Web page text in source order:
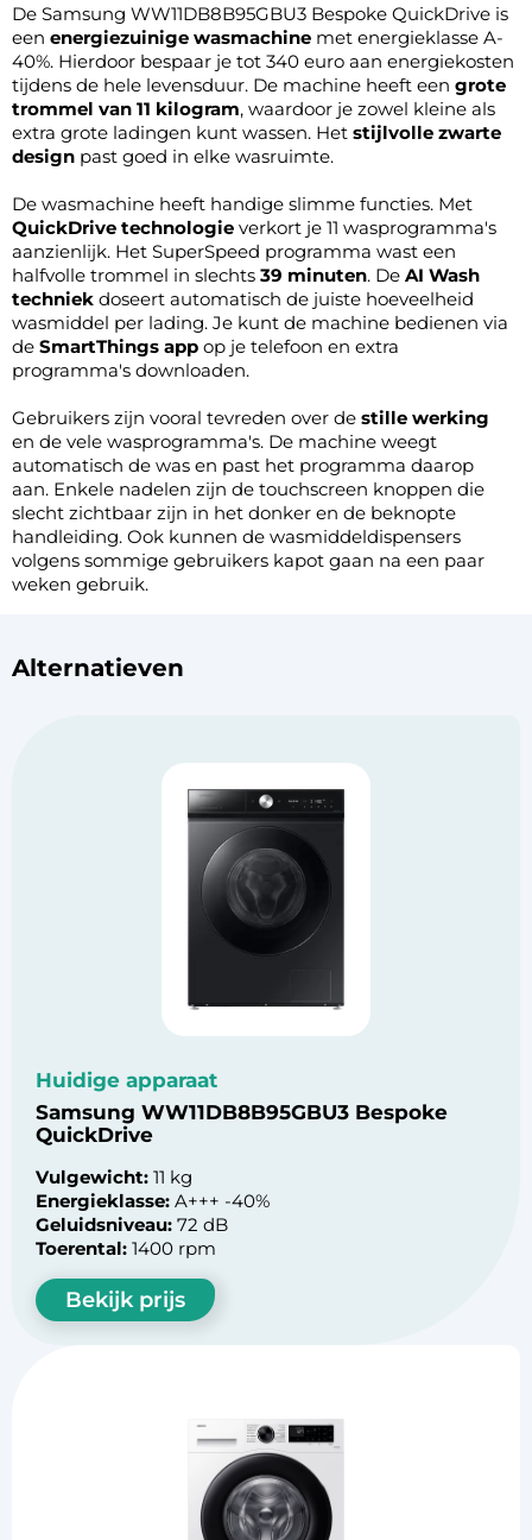
De Samsung WW11DB8B95GBU3 Bespoke QuickDrive is
een energiezuinige wasmachine met energieklasse A-
40%. Hierdoor bespaar je tot 340 euro aan energiekosten
tijdens de hele levensduur. De machine heeft een grote
trommel van 11 kilogram, waardoor je zowel kleine als
extra grote ladingen kunt wassen. Het stijlvolle zwarte
design past goed in elke wasruimte.
De wasmachine heeft handige slimme functies. Met
QuickDrive technologie verkort je 11 wasprogramma's
aanzienlijk. Het SuperSpeed programma wast een
halfvolle trommel in slechts 39 minuten. De AI Wash
techniek doseert automatisch de juiste hoeveelheid
wasmiddel per lading. Je kunt de machine bedienen via
de SmartThings app op je telefoon en extra
programma's downloaden.
Gebruikers zijn vooral tevreden over de stille werking
en de vele wasprogramma's. De machine weegt
automatisch de was en past het programma daarop
aan. Enkele nadelen zijn de touchscreen knoppen die
slecht zichtbaar zijn in het donker en de beknopte
handleiding. Ook kunnen de wasmiddeldispensers
volgens sommige gebruikers kapot gaan na een paar
weken gebruik.
Alternatieven
Huidige apparaat
Samsung WW11DB8B95GBU3 Bespoke
QuickDrive
Vulgewicht: 11 kg
Energieklasse: A+++ -40%
Geluidsniveau: 72 dB
Toerental: 1400 rpm
Bekijk prijs